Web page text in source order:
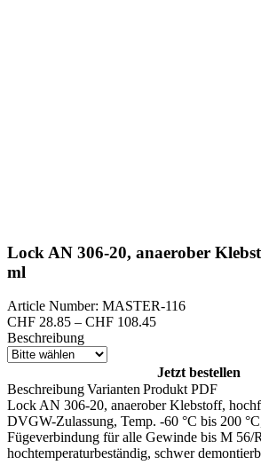
Lock AN 306-20, anaerober
ml
Article Number: MASTER-116
CHF 28.85 – CHF 108.45Preisspanne:
CHF 108.45
Beschreibung
Jetzt bestellen
BeschreibungVarianten Produkt PDF
Lock AN 306-20, anaerober Klebstoff,
DVGW-Zulassung, Temp. -60 °C bis 200
Fügeverbindung für alle Gewinde bis M 56/
hochtemperaturbeständig, schwer